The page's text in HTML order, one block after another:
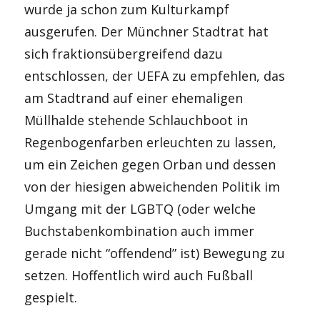
wurde ja schon zum Kulturkampf
ausgerufen. Der Münchner Stadtrat hat
sich fraktionsübergreifend dazu
entschlossen, der UEFA zu empfehlen, das
am Stadtrand auf einer ehemaligen
Müllhalde stehende Schlauchboot in
Regenbogenfarben erleuchten zu lassen,
um ein Zeichen gegen Orban und dessen
von der hiesigen abweichenden Politik im
Umgang mit der LGBTQ (oder welche
Buchstabenkombination auch immer
gerade nicht “offendend” ist) Bewegung zu
setzen. Hoffentlich wird auch Fußball
gespielt.